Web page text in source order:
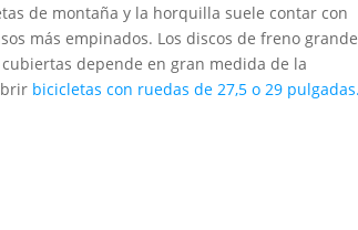
de montaña y la horquilla suele contar con
más empinados. Los discos de freno
depende en gran medida de la
bicicletas con ruedas de 27,5 o 29 pulgadas.